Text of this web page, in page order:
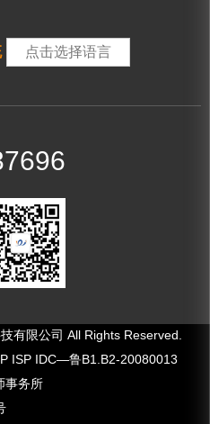
点击选择语言
有限公司 All Rights Reserved.
ISP IDC—鲁B1.B2-20080013
事务所